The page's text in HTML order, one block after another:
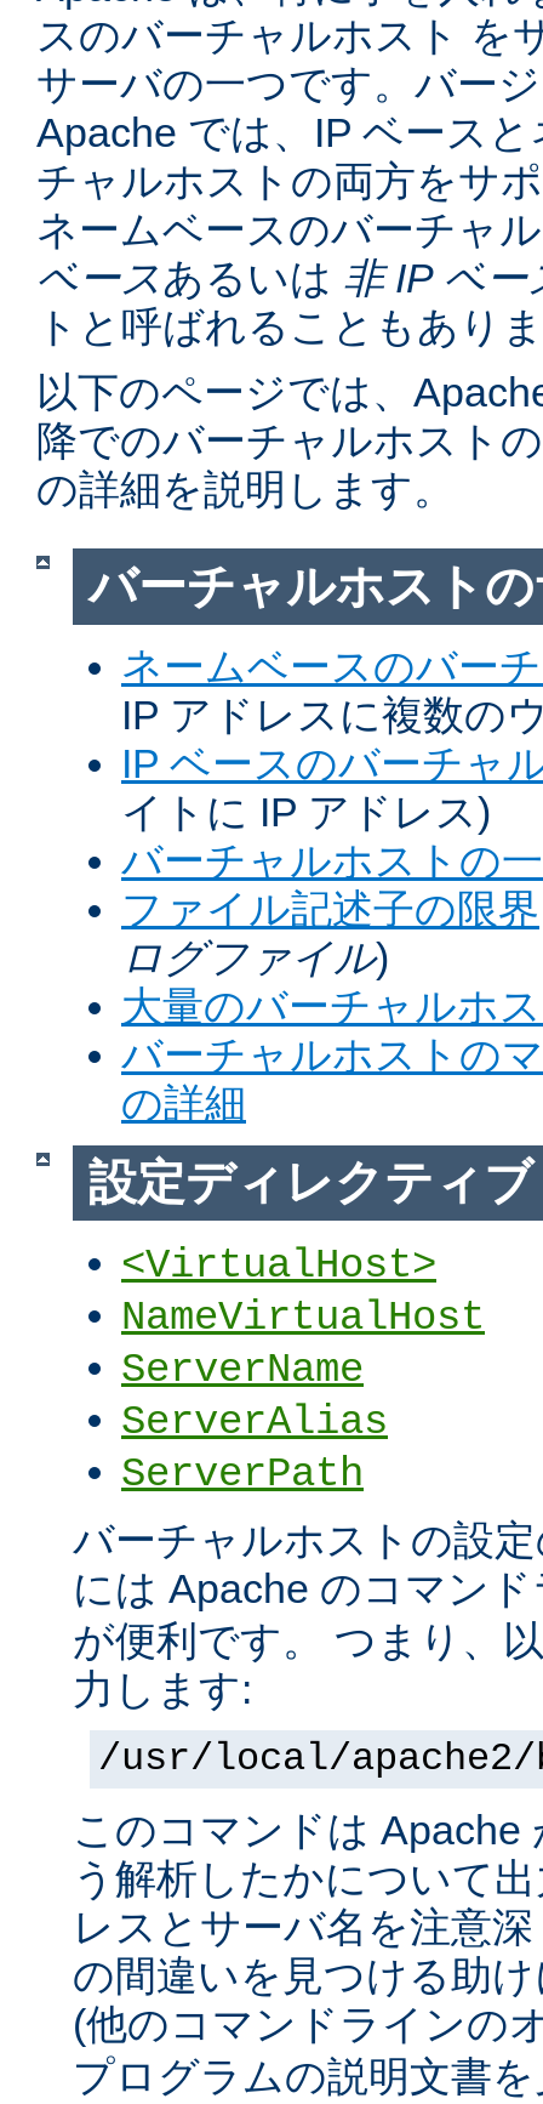
スのバーチャルホスト を
サーバの一つです。バー
Apache では、IP ベース
チャルホストの両方をサ
ネームベースのバーチャ
ベースあるいは 非 IP ベー
トと呼ばれることもあり
以下のページでは、
降でのバーチャルホスト
の詳細を説明します。
バーチャルホスト
ネームベースのバー
IP アドレスに複数の
IP ベースのバーチャ
イトに IP アドレス)
バーチャルホストの
ファイル記述子の限界
ログファイル)
大量のバーチャルホ
バーチャルホストの
の詳細
設定ディレクティブ
<VirtualHost>
NameVirtualHost
ServerName
ServerAlias
ServerPath
バーチャルホストの設
には Apache のコマン
が便利です。 つまり、
力します:
/usr/local/
このコマンドは Apache
う解析したかについて
レスとサーバ名を注意
の間違いを見つける助
(他のコマンドラインの
プログラムの説明文書